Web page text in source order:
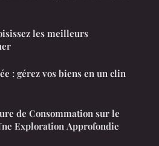
les meilleurs
: gérez vos biens en un clin
de Consommation sur le
Exploration Approfondie